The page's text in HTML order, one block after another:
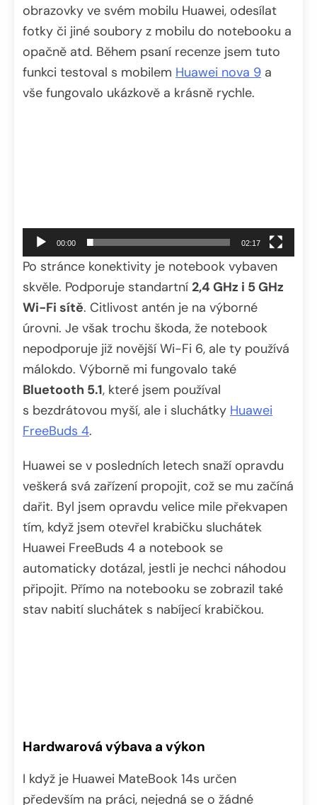
obrazovky ve svém mobilu Huawei, odesílat
fotky či jiné soubory z mobilu do notebooku a
opačně atd. Během psaní recenze jsem tuto
funkci testoval s mobilem Huawei nova 9 a
vše fungovalo ukázkově a krásně rychle.
00:00 02:17
Po stránce konektivity je notebook vybaven
skvěle. Podporuje standartní 2,4 GHz i 5 GHz
Wi-Fi sítě. Citlivost antén je na výborné
úrovni. Je však trochu škoda, že notebook
nepodporuje již novější Wi-Fi 6, ale ty používá
málokdo. Výborně mi fungovalo také
Bluetooth 5.1, které jsem používal
s bezdrátovou myší, ale i sluchátky Huawei
FreeBuds 4.
Huawei se v posledních letech snaží opravdu
veškerá svá zařízení propojit, což se mu začíná
dařit. Byl jsem opravdu velice mile překvapen
tím, když jsem otevřel krabičku sluchátek
Huawei FreeBuds 4 a notebook se
automaticky dotázal, jestli je nechci náhodou
připojit. Přímo na notebooku se zobrazil také
stav nabití sluchátek s nabíjecí krabičkou.
Hardwarová výbava a výkon
I když je Huawei MateBook 14s určen
především na práci, nejedná se o žádné